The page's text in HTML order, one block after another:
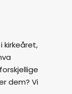
kirkeåret,
dem? Vi